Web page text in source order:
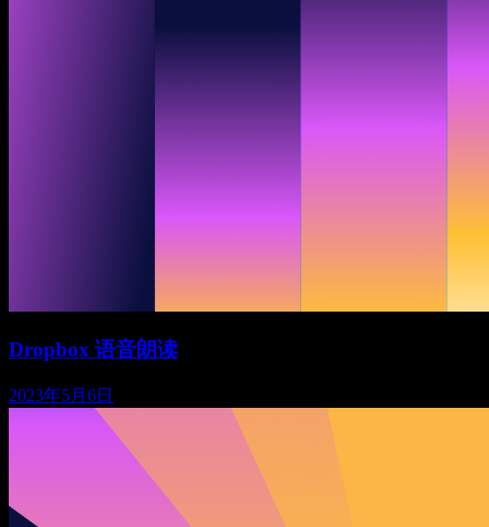
Dropbox 语音朗读
2023年5月6日